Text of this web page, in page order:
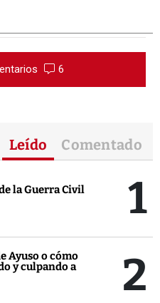
6
Leído Comentado
la Guerra Civil 1
Ayuso o cómo
y culpando a
2